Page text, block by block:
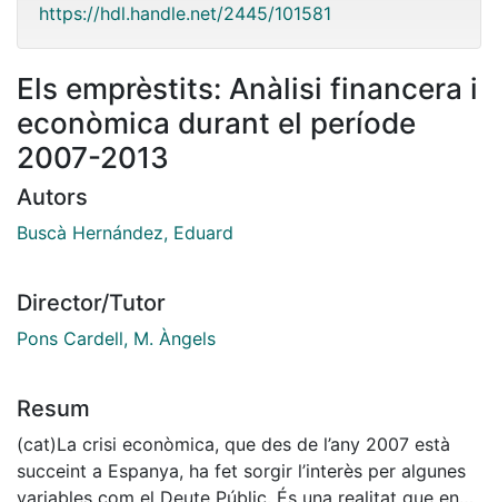
https://hdl.handle.net/2445/101581
Els emprèstits: Anàlisi financera i
econòmica durant el període
2007-2013
Autors
Buscà Hernández, Eduard
Director/Tutor
Pons Cardell, M. Àngels
Resum
(cat)La crisi econòmica, que des de l’any 2007 està
succeint a Espanya, ha fet sorgir l’interès per algunes
variables com el Deute Públic. És una realitat que en